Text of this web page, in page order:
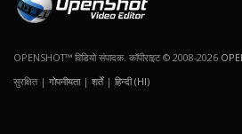
OPENSHOT™ विडियो संपादक. कॉपीराइट © 2008-2026
सुरक्षित | गोपनीयता| शर्तें| हिन्दी (HI)